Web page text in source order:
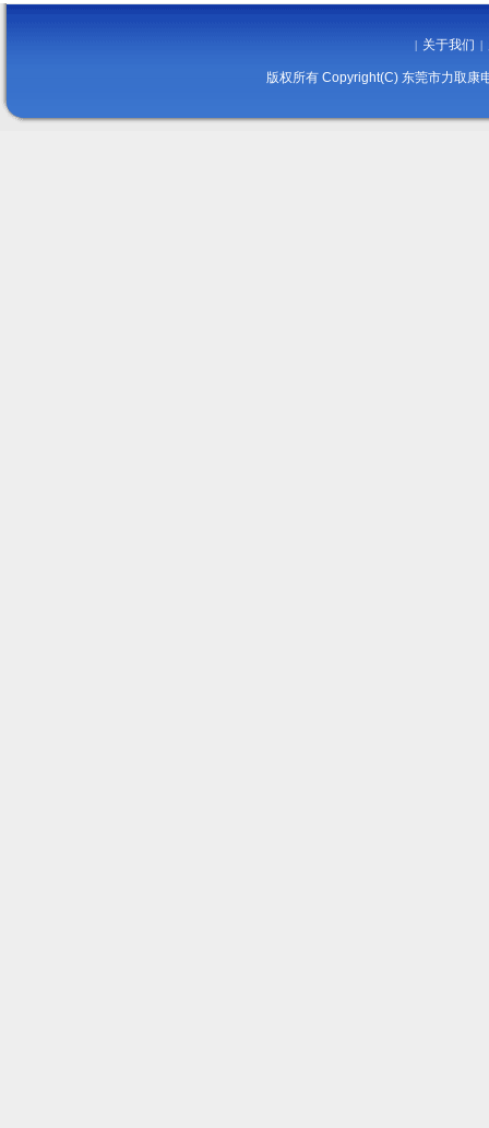
| 关于我们 |
版权所有 Copyright(C) 东莞市力取